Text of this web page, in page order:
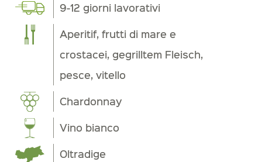
9-12 giorni lavorativi
Aperitif, frutti di mare e
crostacei, gegrilltem Fleisch,
pesce, vitello
Chardonnay
Vino bianco
Oltradige